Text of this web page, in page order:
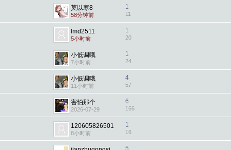
莫以寒8
58分钟前
1
11
lmd2511
5小时前
1
20
小低调哦
7小时前
1
24
小低调哦
11小时前
4
57
害怕那个
2026-07-29
6
166
120605826501
8小时前
1
16
5